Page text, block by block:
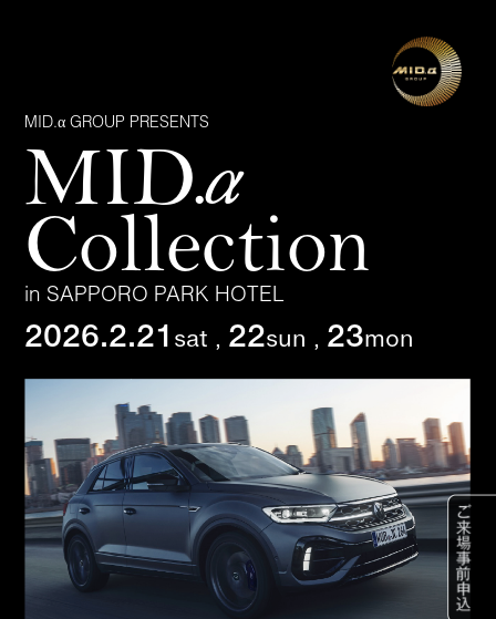
MID.α GROUP PRESENTS
MID.α
Collection
in SAPPORO PARK HOTEL
2026.2.21 sat , 22sun , 23mon